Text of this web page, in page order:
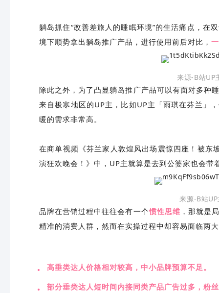
躺岛抓住“改善差旅人的睡眠环境”的生活痛点，在
境下顺势拿出躺岛推广产品，进行使用前后对比，
来源-B站UP
除此之外，为了凸显躺岛推广产品可以有面对多种
来自极寒地区的UP主，比如UP主「雨琪在芬兰」
暖的需求非常高。
在商单视频《芬兰家人敦煌风出场震惊四座！被东
演狂欢晚会！》中，UP主就算是去到公婆家也会带
来源-B站
品牌在营销过程中往往会有一个惯性思维 ，那就是
精准的消费人群，然而在实操过程中却容易面临两
高垂类达人价格相对较高，中小品牌预算不足。
部分垂类达人短时间内接同类产品广告过多，粉